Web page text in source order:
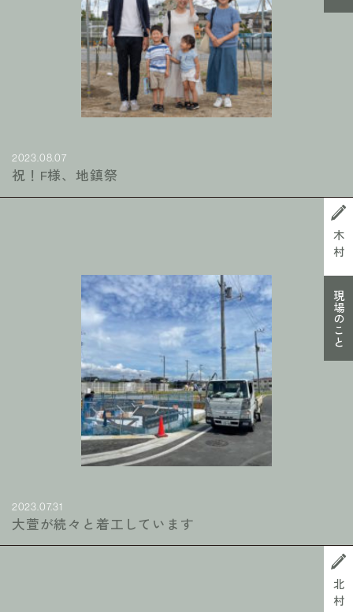
2023.08.07
祝！F様、地鎮祭
木村
現場のこと
2023.07.31
大萱が続々と着工しています
北村